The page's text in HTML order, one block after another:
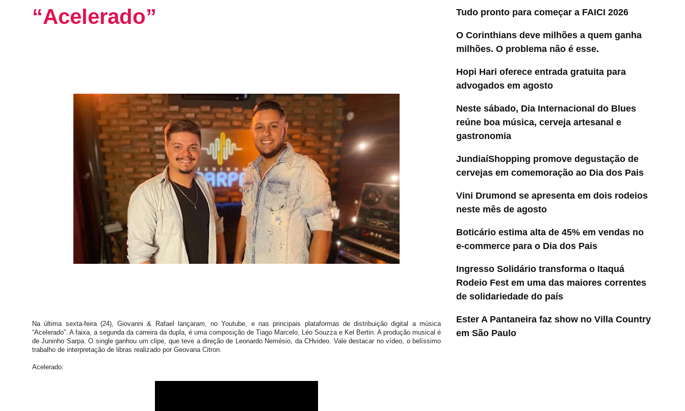
“Acelerado”
Na última sexta-feira (24), Giovanni & Rafael lançaram, no Youtube, e nas principais plataformas de distribuição digital a música
“Acelerado”. A faixa, a segunda da carreira da dupla, é uma composição de Tiago Marcelo, Léo Souzza e Kel Bertin. A produção musical é
de Juninho Sarpa. O single ganhou um clipe, que teve a direção de Leonardo Nemésio, da CHvideo. Vale destacar no vídeo, o belíssimo
trabalho de interpretação de libras realizado por Geovana Citron.
Acelerado:
Tudo pronto para começar a FAICI 2026
O Corinthians deve milhões a quem ganha
milhões. O problema não é esse.
Hopi Hari oferece entrada gratuita para
advogados em agosto
Neste sábado, Dia Internacional do Blues
reúne boa música, cerveja artesanal e
gastronomia
JundiaíShopping promove degustação de
cervejas em comemoração ao Dia dos Pais
Vini Drumond se apresenta em dois rodeios
neste mês de agosto
Boticário estima alta de 45% em vendas no
e-commerce para o Dia dos Pais
Ingresso Solidário transforma o Itaquá
Rodeio Fest em uma das maiores correntes
de solidariedade do país
Ester A Pantaneira faz show no Villa Country
em São Paulo